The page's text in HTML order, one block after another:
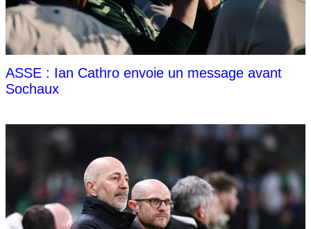
ASSE : Ian Cathro envoie un message avant
Sochaux